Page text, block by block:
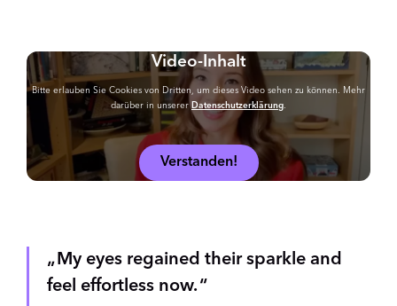
Video-Inhalt
Bitte erlauben Sie Cookies von Dritten, um dieses Video sehen zu können. Mehr
darüber in unserer Datenschutzerklärung
Verstanden!
My eyes regained their sparkle and
feel effortless now.